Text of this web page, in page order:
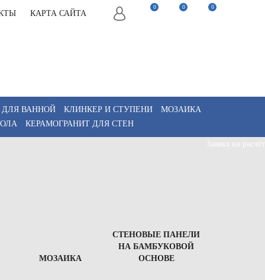
КАРТА САЙТА
0 0 0
ВАННОЙ КЛИНКЕР И СТУПЕНИ
МОЗАИКА
КЕРАМОГРАНИТ ДЛЯ СТЕН
МОЗАИКА
СТЕНОВЫЕ ПАНЕЛИ
НА БАМБУКОВОЙ
ОСНОВЕ
Заявка на расчёт